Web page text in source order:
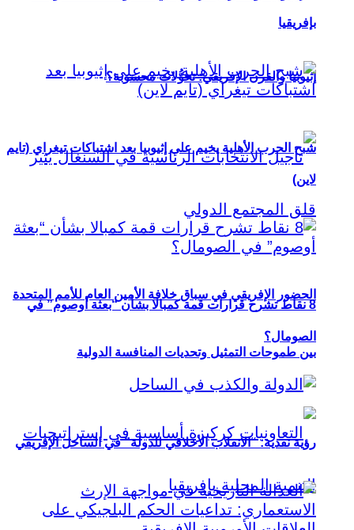
إثيوبيا والقرن الإفريقي: تحوُّلات محسوبة؟
الحضور الإفريقي في سباق خلافة الأمين العام للأمم المتحدة
بين طموحات التمثيل وتحديات المنافسة الدولية
بإفريقيا
شبح الحرب الأهلية يخيم على إثيوبيا بعد اشتباكات تيغراي (تايم
لاين)
8 نقاط تشرح قرارات قمة كمبالا بشأن “بعثة أوصوم” في
الصومال؟
رؤية نقدية: “الانقلاب الأخلاقي للدولة” في الساحل الإفريقي